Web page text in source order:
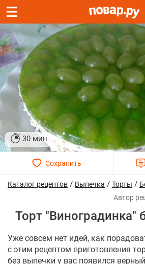
30 мин
Каталог рецептов / Выпечка / Торты /
Торт "Виноградинка"
Уже совсем нет идей, как
с этим рецептом приготовления
без выпечки у вас появился